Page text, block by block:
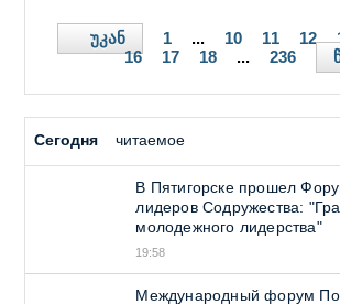
უკან 1 ... 10 11 12
16
17 18 ... 236
Сегодня читаемое
В Пятигорске прошел
лидеров Содружества:
молодежного лидерства"
19:58
Международный форум